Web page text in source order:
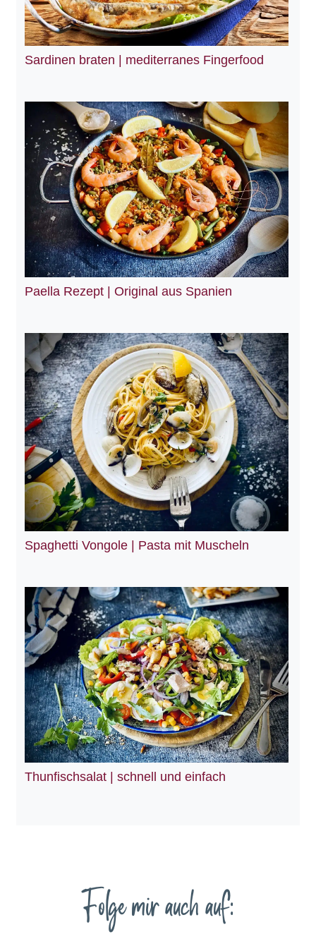
Sardinen braten | mediterranes Fingerfood
Paella Rezept | Original aus Spanien
Spaghetti Vongole | Pasta mit Muscheln
Thunfischsalat | schnell und einfach
Folge mir auch auf: